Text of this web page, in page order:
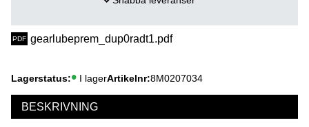
Lagerstatus I lagerArtikelnr 8M0207034
gearlubeprem_dup0radt1.pdf
BESKRIVNING